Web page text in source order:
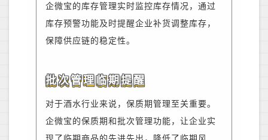
企微宝的 库存管理 实时监控库存情况 ， 通过
库存预警功能及时提醒企业补货调整库存 ，
保障供应链的稳定性。
批次管理临期提醒
对于酒水行业来说，保质期管理至关重要。
企微宝的保质期 和 批次管理功能，让企业实